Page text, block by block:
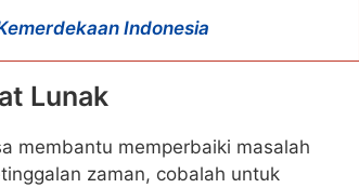
Indonesia
Lunak
membantu memperbaiki masalah
zaman, cobalah untuk